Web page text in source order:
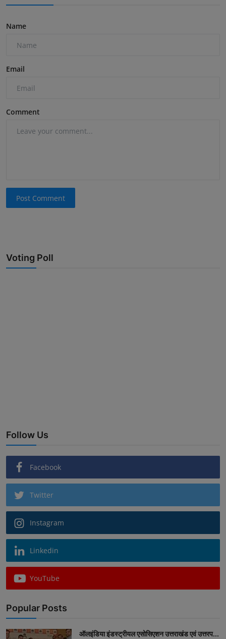
Name
Email
Comment
Post Comment
Voting Poll
Follow Us
Facebook
Twitter
Instagram
Linkedin
YouTube
Popular Posts
ऑलइंडिया इंडस्ट्रीयल एसोसिएशन उत्तराखंड एवं उत्तरप...